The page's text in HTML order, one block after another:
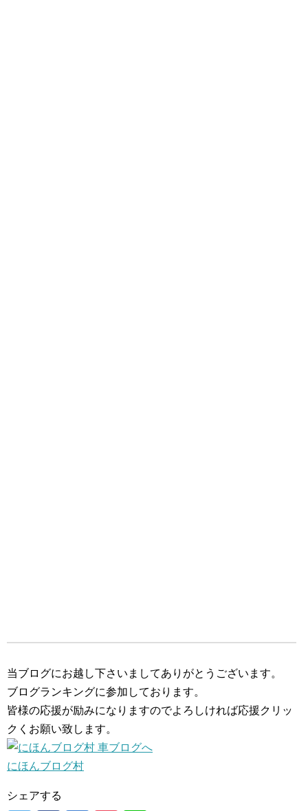
当ブログにお越し下さいましてありがとうございます。
ブログランキングに参加しております。
皆様の応援が励みになりますのでよろしければ応援クリッ
クくお願い致します。
にほんブログ村
シェアする